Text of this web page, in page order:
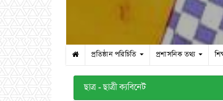
প্রতিষ্ঠান পরিচিতি প্রশাসনিক তথ্য
ছাত্র - ছাত্রী ক্যবিনেট